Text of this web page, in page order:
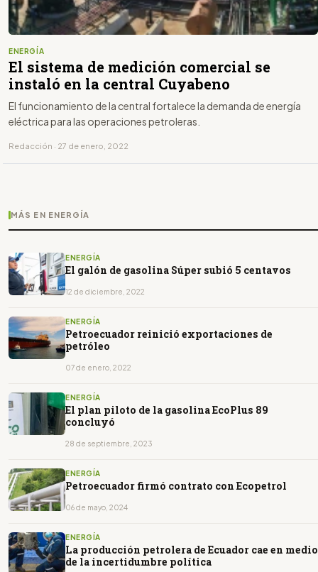
ENERGÍA
El sistema de medición comercial se
instaló en la central Cuyabeno
El funcionamiento de la central fortalece la demanda de energía
eléctrica para las operaciones petroleras.
Redacción · 27 de enero, 2022
MÁS EN ENERGÍA
ENERGÍA
El galón de gasolina Súper subió 5 centavos
12 de diciembre, 2022
ENERGÍA
Petroecuador reinició exportaciones de
petróleo
07 de enero, 2022
ENERGÍA
El plan piloto de la gasolina EcoPlus 89
concluyó
28 de septiembre, 2023
ENERGÍA
Petroecuador firmó contrato con Ecopetrol
06 de mayo, 2024
ENERGÍA
La producción petrolera de Ecuador cae en medio
de la incertidumbre política